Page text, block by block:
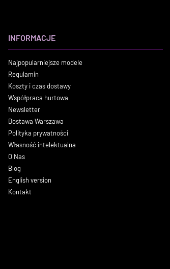
INFORMACJE
Najpopularniejsze modele
Regulamin
Koszty i czas dostawy
Współpraca hurtowa
Newsletter
Dostawa Warszawa
Polityka prywatności
Własność intelektualna
O Nas
Blog
English version
Kontakt